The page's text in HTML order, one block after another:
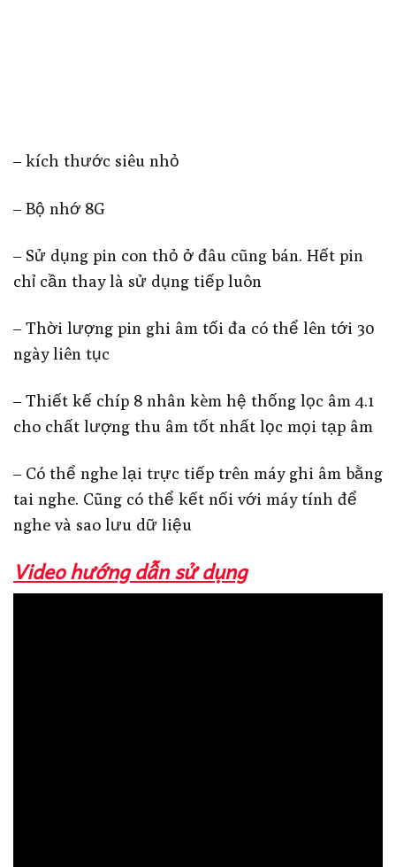
– kích thước siêu nhỏ
– Bộ nhớ 8G
– Sử dụng pin con thỏ ở đâu cũng bán. Hết pin
chỉ cần thay là sử dụng tiếp luôn
– Thời lượng pin ghi âm tối đa có thể lên tới 30
ngày liên tục
– Thiết kế chíp 8 nhân kèm hệ thống lọc âm 4.1
cho chất lượng thu âm tốt nhất lọc mọi tạp âm
– Có thể nghe lại trực tiếp trên máy ghi âm bằng
tai nghe. Cũng có thể kết nối với máy tính để
nghe và sao lưu dữ liệu
Video hướng dẫn sử dụng